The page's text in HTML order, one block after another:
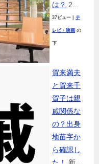
は？ 2...
37ビュー テ
レビ・映画 の
下
賀来満夫
と賀来千
賀子は親
戚関係な
の？出身
地苗字か
ら確認し